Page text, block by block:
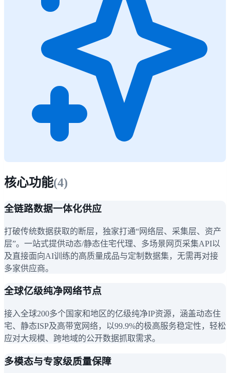
核心功能(4)
全链路数据一体化供应
打破传统数据获取的断层，独家打通“网络层、采集层、资产
层”。一站式提供动态/静态住宅代理、多场景网页采集API以
及直接面向AI训练的高质量成品与定制数据集，无需再对接
多家供应商。
全球亿级纯净网络节点
接入全球200多个国家和地区的亿级纯净IP资源，涵盖动态住
宅、静态ISP及高带宽网络，以99.9%的极高服务稳定性，轻松
应对大规模、跨地域的公开数据抓取需求。
多模态与专家级质量保障